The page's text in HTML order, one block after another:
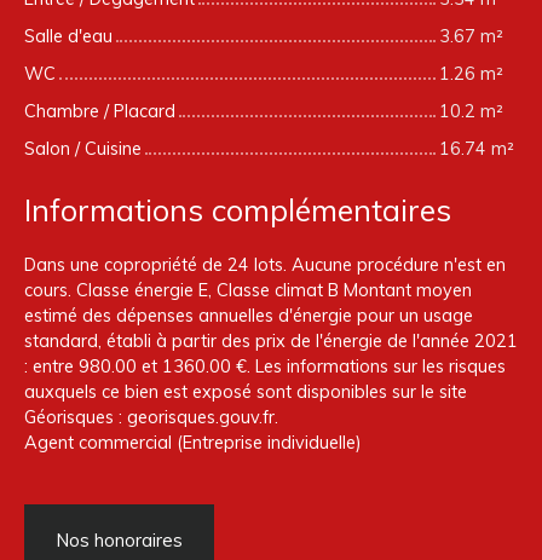
Salle d'eau
3.67 m²
WC
1.26 m²
Chambre / Placard
10.2 m²
Salon / Cuisine
16.74 m²
Informations complémentaires
Dans une copropriété de 24 lots. Aucune procédure n'est en
cours. Classe énergie E, Classe climat B Montant moyen
estimé des dépenses annuelles d'énergie pour un usage
standard, établi à partir des prix de l'énergie de l'année 2021
: entre 980.00 et 1360.00 €. Les informations sur les risques
auxquels ce bien est exposé sont disponibles sur le site
Géorisques : georisques.gouv.fr.
Agent commercial (Entreprise individuelle)
Nos honoraires